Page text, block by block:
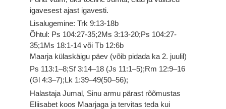
igavesest ajast igavesti.
Lisalugemine: Trk 9:13-18b
Õhtul: Ps 104:27-35;2Ms 3:13-20;Ps 104:27-
35;1Ms 18:1-14 või Tb 12:6b
Maarja külaskäigu päev (võib pidada ka 2. juulil)
Ps 113:1–8;Sf 3:14–18 (Js 11:1–5);Rm 12:9–16
(Gl 4:3–7);Lk 1:39–49(50–56);
Halastaja Jumal, Sinu armu pärast rõõmustas
Eliisabet koos Maarjaga ja tervitas teda kui